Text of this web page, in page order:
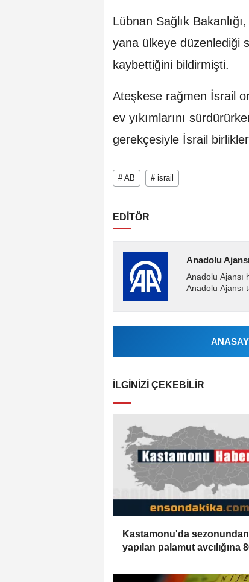
Lübnan Sağlık
yana ülkeye düzenlediği
kaybettiğini bildirmişti.
Ateşkese rağmen İsrail
ev yıkımlarını
gerekçesiyle İsrail
# AB # israil
EDİTÖR
Anadolu
Anadolu Ajansı
Anadolu Ajansı
İLGINIZI ÇEKEBILIR
Kastamonu'da
yapılan palamut avcılığına